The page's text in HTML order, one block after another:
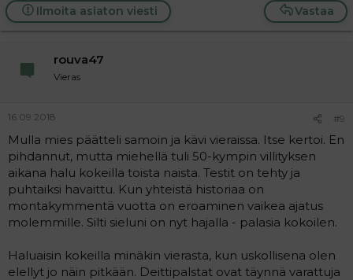
a
c
t
Vastaa
Ilmoita asiaton viesti
rouva47
Vieras
16.09.2018 #9
Mulla mies päätteli samoin ja kävi vieraissa. Itse kertoi. En
pihdannut, mutta miehellä tuli 50-kympin villityksen
aikana halu kokeilla toista naista. Testit on tehty ja
puhtaiksi havaittu. Kun yhteistä historiaa on
montakymmentä vuotta on eroaminen vaikea ajatus
molemmille. Silti sieluni on nyt hajalla - palasia kokoilen.
Haluaisin kokeilla minäkin vierasta, kun uskollisena olen
elellyt jo näin pitkään. Deittipalstat ovat täynnä varattuja